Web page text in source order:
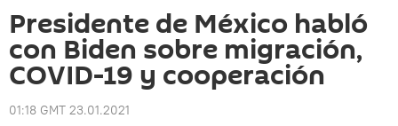
Presidente de México habló
con Biden sobre migración,
COVID-19 y cooperación
01:18 GMT 23.01.2021